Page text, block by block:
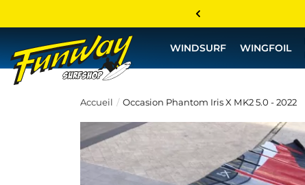
WINDSURF WINGFOIL
Accueil Occasion Phantom Iris X MK2 5.0 - 2022